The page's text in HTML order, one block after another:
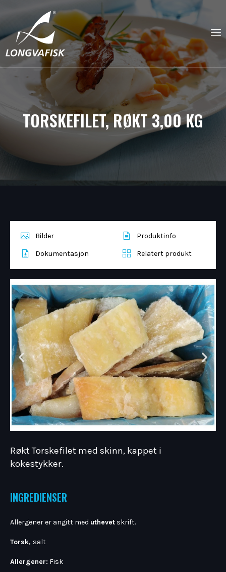
TORSKEFILET, RØKT 3,00 KG
Bilder Produktinfo
Dokumentasjon Relatert produkt
Røkt Torskefilet med skinn, kappet i
kokestykker.
INGREDIENSER
Allergener er angitt med uthevet skrift.
Torsk, salt
Allergener: Fisk